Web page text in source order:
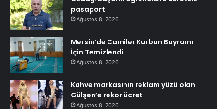
pasaport
Ağustos 8, 2026
Mersin’de Camiler Kurban Bayramı
İçin Temizlendi
Ağustos 8, 2026
Kahve markasının reklam yüzü olan
Gülşen’e rekor ücret
Ağustos 8, 2026